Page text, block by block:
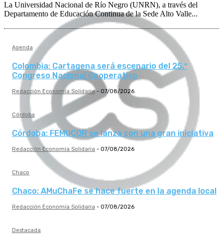
La Universidad Nacional de Río Negro (UNRN), a través del
Departamento de Educación Continua de la Sede Alto Valle...
Agenda
Colombia: Cartagena será escenario del 25.º
Congreso Nacional Cooperativo
Redacción Economía Solidaria - 07/08/2026
Córdoba
Córdoba: FEMUCOR se lanza con una gran iniciativa
Redacción Economía Solidaria - 07/08/2026
Chaco
Chaco: AMuChaFe se hace fuerte en la agenda local
Redacción Economía Solidaria - 07/08/2026
Destacada